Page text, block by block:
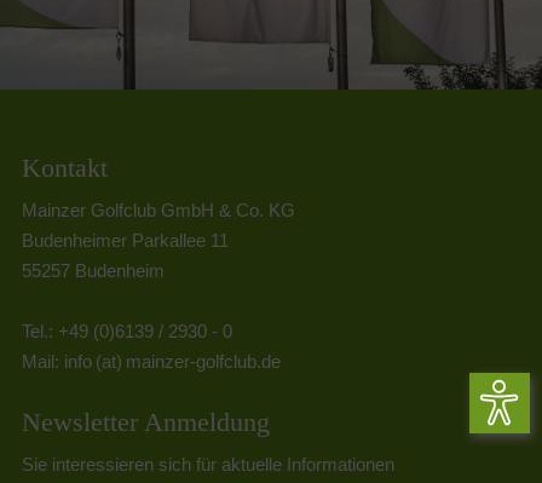
Kontakt
Mainzer Golfclub GmbH & Co. KG
Budenheimer Parkallee 11
55257 Budenheim
Tel.: +49 (0)6139 / 2930 - 0
Mail: info (at) mainzer-golfclub.de
Newsletter Anmeldung
Sie interessieren sich für aktuelle Informationen